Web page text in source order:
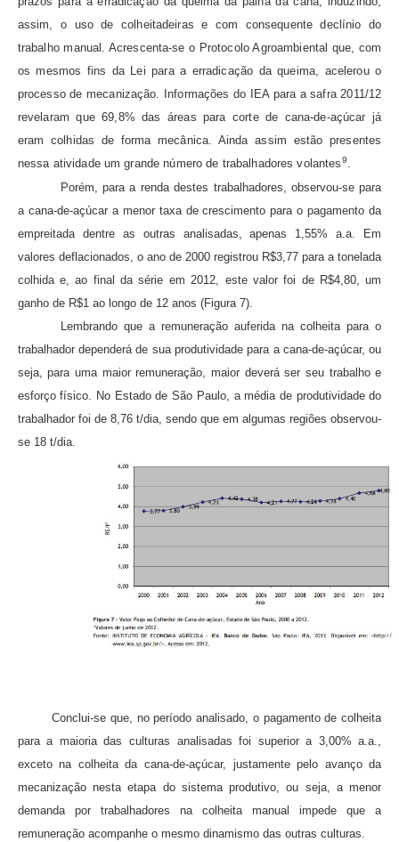
assim, o uso de colheitadeiras e com consequente declínio do
trabalho manual. Acrescenta-se o Protocolo Agroambiental que, com
os mesmos fins da Lei para a erradicação da queima, acelerou o
processo de mecanização. Informações do IEA para a safra 2011/12
revelaram que 69,8% das áreas para corte de cana-de-açúcar já
eram colhidas de forma mecânica. Ainda assim estão presentes
nessa atividade um grande número de trabalhadores volantes9.
Porém, para a renda destes trabalhadores, observou-se para
a cana-de-açúcar a menor taxa de crescimento para o pagamento da
empreitada dentre as outras analisadas, apenas 1,55% a.a. Em
valores deflacionados, o ano de 2000 registrou R$3,77 para a tonelada
colhida e, ao final da série em 2012, este valor foi de R$4,80, um
ganho de R$1 ao longo de 12 anos (Figura 7).
Lembrando que a remuneração auferida na colheita para o
trabalhador dependerá de sua produtividade para a cana-de-açúcar, ou
seja, para uma maior remuneração, maior deverá ser seu trabalho e
esforço físico. No Estado de São Paulo, a média de produtividade do
trabalhador foi de 8,76 t/dia, sendo que em algumas regiões observou-
se 18 t/dia.
Conclui-se que, no período analisado, o pagamento de colheita
para a maioria das culturas analisadas foi superior a 3,00% a.a.,
exceto na colheita da cana-de-açúcar, justamente pelo avanço da
mecanização nesta etapa do sistema produtivo, ou seja, a menor
demanda por trabalhadores na colheita manual impede que a
remuneração acompanhe o mesmo dinamismo das outras culturas.